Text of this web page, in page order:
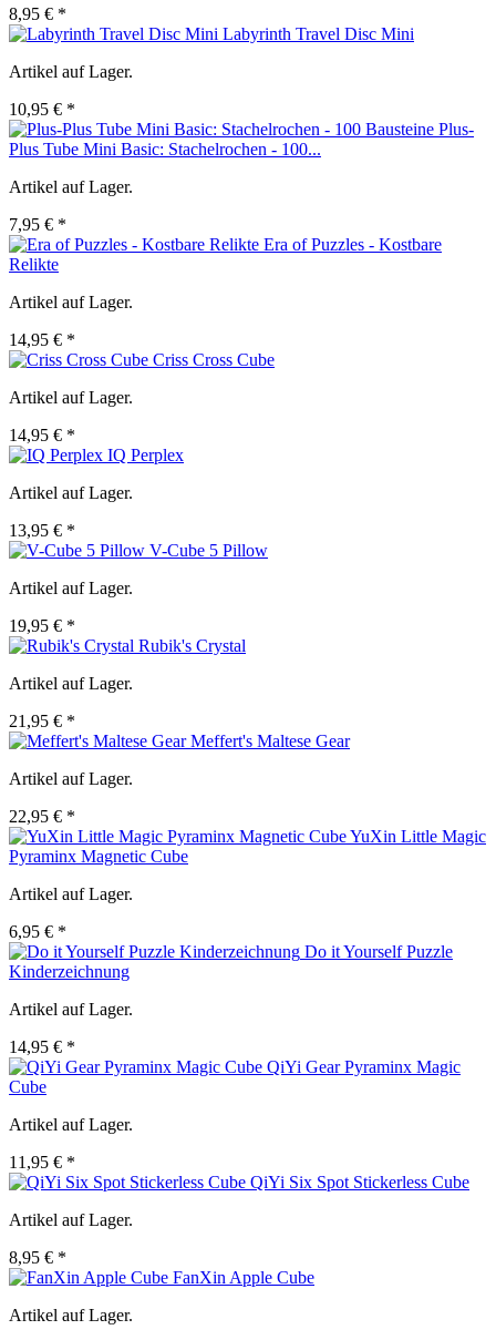
8,95 € *
Labyrinth Travel Disc Mini
Artikel auf Lager.
10,95 € *
Plus-
Plus Tube Mini Basic: Stachelrochen - 100...
Artikel auf Lager.
7,95 € *
Era of Puzzles - Kostbare
Relikte
Artikel auf Lager.
14,95 € *
Criss Cross Cube
Artikel auf Lager.
14,95 € *
IQ Perplex
Artikel auf Lager.
13,95 € *
V-Cube 5 Pillow
Artikel auf Lager.
19,95 € *
Rubik's Crystal
Artikel auf Lager.
21,95 € *
Meffert's Maltese Gear
Artikel auf Lager.
22,95 € *
YuXin Little Magic
Pyraminx Magnetic Cube
Artikel auf Lager.
6,95 € *
Do it Yourself Puzzle
Kinderzeichnung
Artikel auf Lager.
14,95 € *
QiYi Gear Pyraminx Magic
Cube
Artikel auf Lager.
11,95 € *
QiYi Six Spot Stickerless Cube
Artikel auf Lager.
8,95 € *
FanXin Apple Cube
Artikel auf Lager.